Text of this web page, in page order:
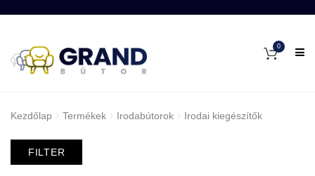
0
Kezdőlap Termékek Irodabútorok Irodai kiegészítők
FILTER